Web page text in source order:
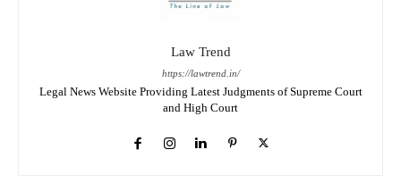
Law Trend
https://lawtrend.in/
Legal News Website Providing Latest Judgments of Supreme Court
and High Court